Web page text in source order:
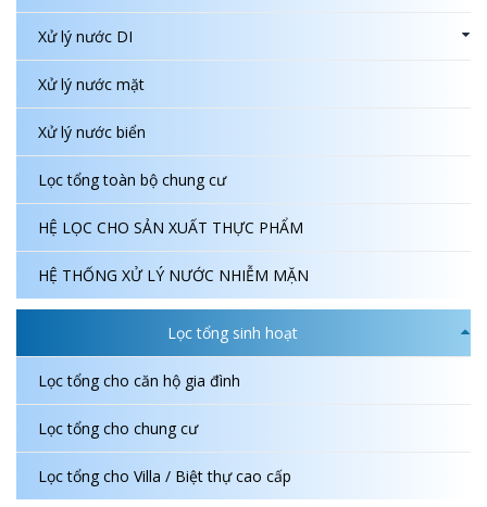
Xử lý nước DI
Xử lý nước mặt
Xử lý nước biển
Lọc tổng toàn bộ chung cư
HỆ LỌC CHO SẢN XUẤT THỰC PHẨM
HỆ THỐNG XỬ LÝ NƯỚC NHIỄM MẶN
Lọc tổng sinh hoạt
Lọc tổng cho căn hộ gia đình
Lọc tổng cho chung cư
Lọc tổng cho Villa / Biệt thự cao cấp